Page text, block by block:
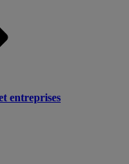
entreprises